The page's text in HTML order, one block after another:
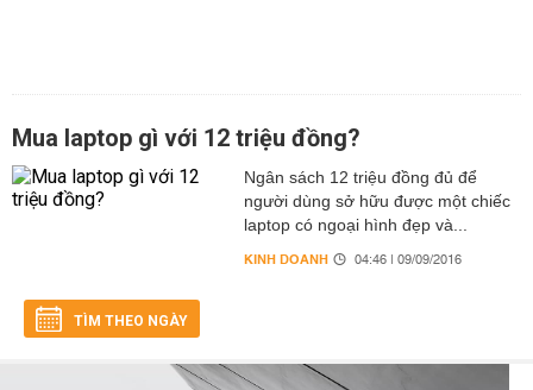
Mua laptop gì với 12 triệu đồng?
Ngân sách 12 triệu đồng đủ để
người dùng sở hữu được một chiếc
laptop có ngoại hình đẹp và...
KINH DOANH 04:46 | 09/09/2016
TÌM THEO NGÀY